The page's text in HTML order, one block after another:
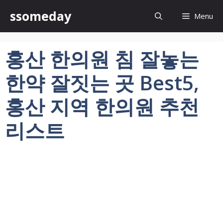
츠
건
뛰
ssomeday Menu
홍산 한의원 침 잘놓는
한약 잘짓는 곳 Best5,
홍산 지역 한의원 추천
리스트